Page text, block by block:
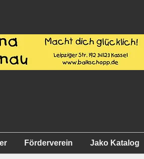
Förderverein Jako Katalog